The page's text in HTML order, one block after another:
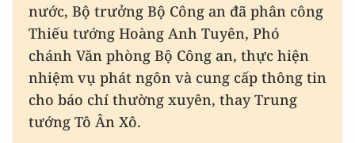
nước, Bộ trưởng Bộ Công an đã phân công
Thiếu tướng Hoàng Anh Tuyên, Phó
chánh Văn phòng Bộ Công an, thực hiện
nhiệm vụ phát ngôn và cung cấp thông tin
cho báo chí thường xuyên, thay Trung
tướng Tô Ân Xô.